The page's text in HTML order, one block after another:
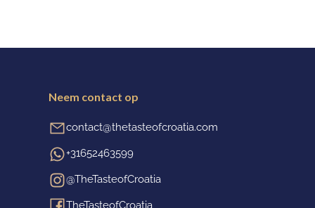
Neem contact op
contact@thetasteofcroatia.com
+31652463599
@TheTasteofCroatia
TheTasteofCroatia